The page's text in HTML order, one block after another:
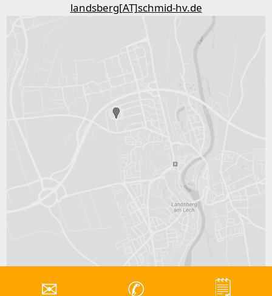
✉ ✆ 🗒
landsberg[AT]schmid-hv.de
© 2026 SCHMID Hebebühnenverleih GmbH,